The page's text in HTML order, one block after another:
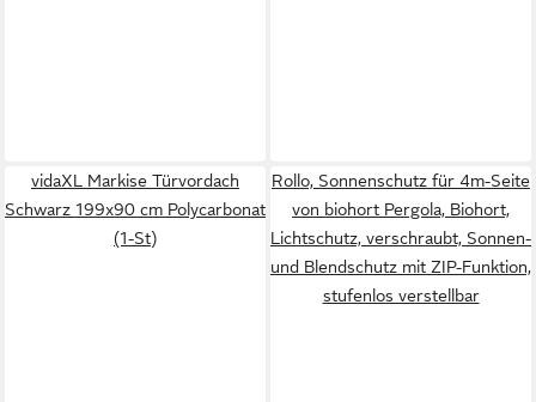
vidaXL Markise Türvordach
Schwarz 199x90 cm Polycarbonat
(1-St)
Rollo, Sonnenschutz für 4m-Seite
von biohort Pergola, Biohort,
Lichtschutz, verschraubt, Sonnen-
und Blendschutz mit ZIP-Funktion,
stufenlos verstellbar